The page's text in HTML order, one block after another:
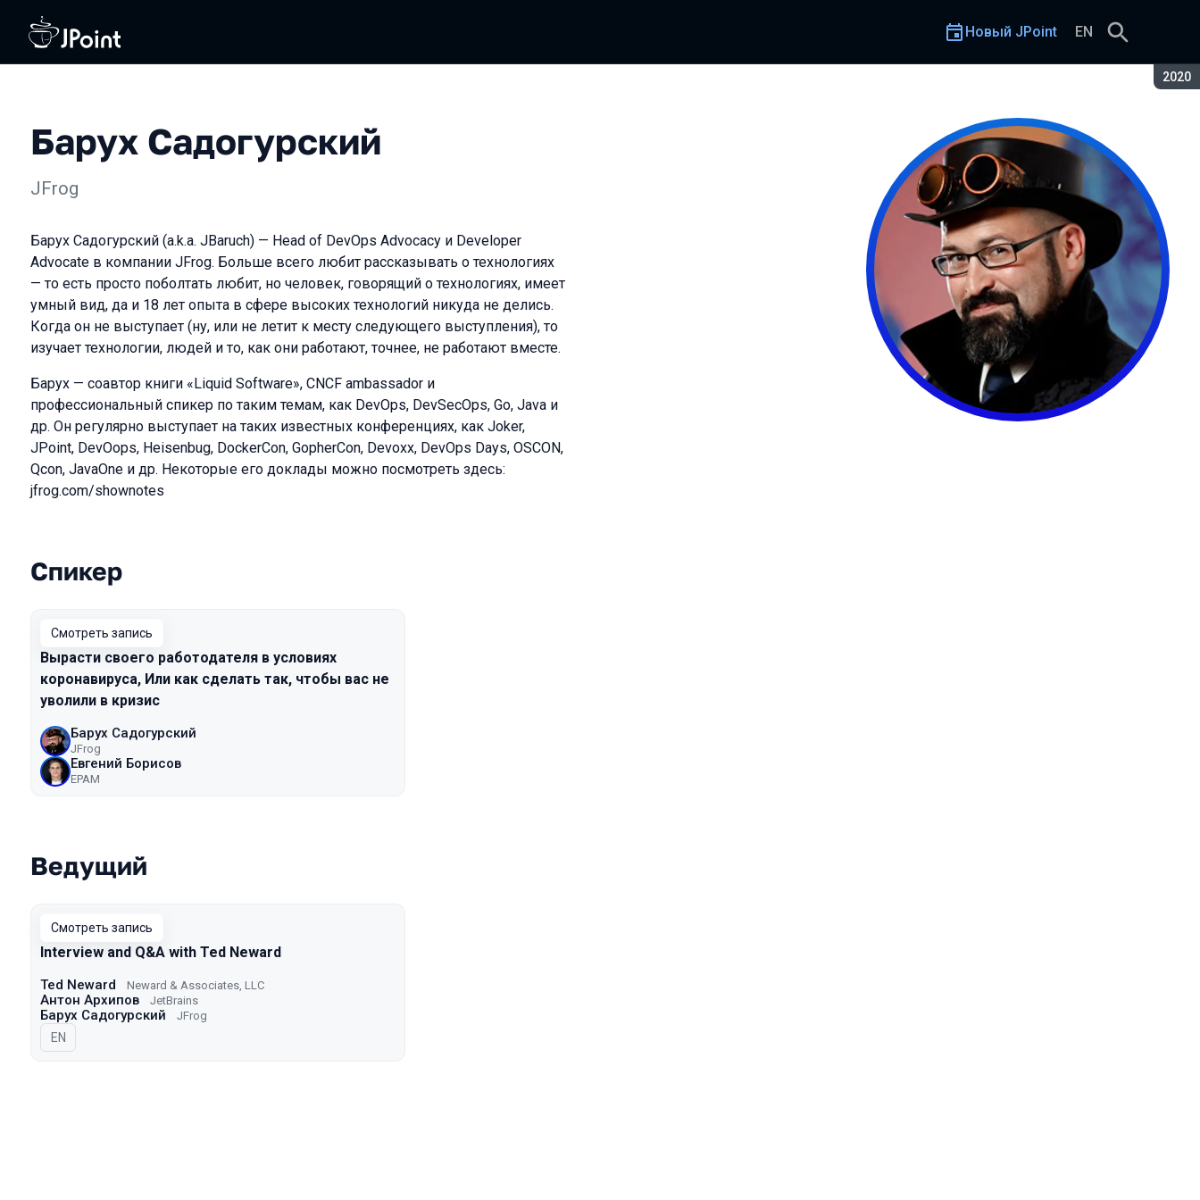
2020
Новый JPoint EN
Барух Садогурский
JFrog
Барух Садогурский (a.k.a. JBaruch) — Head of DevOps Advocacy и Developer
Advocate в компании JFrog. Больше всего любит рассказывать о технологиях
— то есть просто поболтать любит, но человек, говорящий о технологиях, имеет
умный вид, да и 18 лет опыта в сфере высоких технологий никуда не делись.
Когда он не выступает (ну, или не летит к месту следующего выступления), то
изучает технологии, людей и то, как они работают, точнее, не работают вместе.
Барух — соавтор книги «Liquid Software», CNCF ambassador и
профессиональный спикер по таким темам, как DevOps, DevSecOps, Go, Java и
др. Он регулярно выступает на таких известных конференциях, как Joker,
JPoint, DevOops, Heisenbug, DockerCon, GopherCon, Devoxx, DevOps Days, OSCON,
Qcon, JavaOne и др. Некоторые его доклады можно посмотреть здесь:
jfrog.com/shownotes
Выступления в сезоне 2020
Спикер
Смотреть запись
Вырасти своего работодателя в условиях
коронавируса, Или как сделать так, чтобы вас не
уволили в кризис
Барух Садогурский
JFrog
Евгений Борисов
EPAM
Ведущий
Смотреть запись
Interview and Q&A with Ted Neward
Ted Neward Neward & Associates, LLC
Антон Архипов JetBrains
Барух Садогурский JFrog
На английском языке
EN